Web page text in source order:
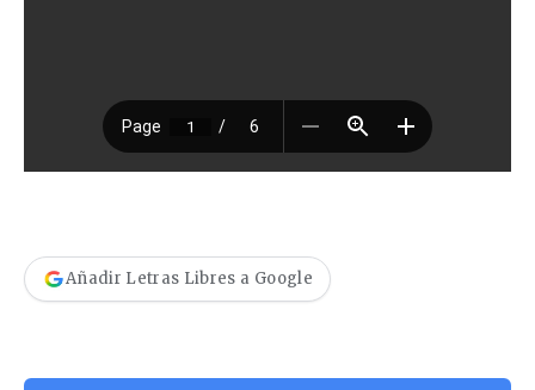
Añadir Letras Libres a Google